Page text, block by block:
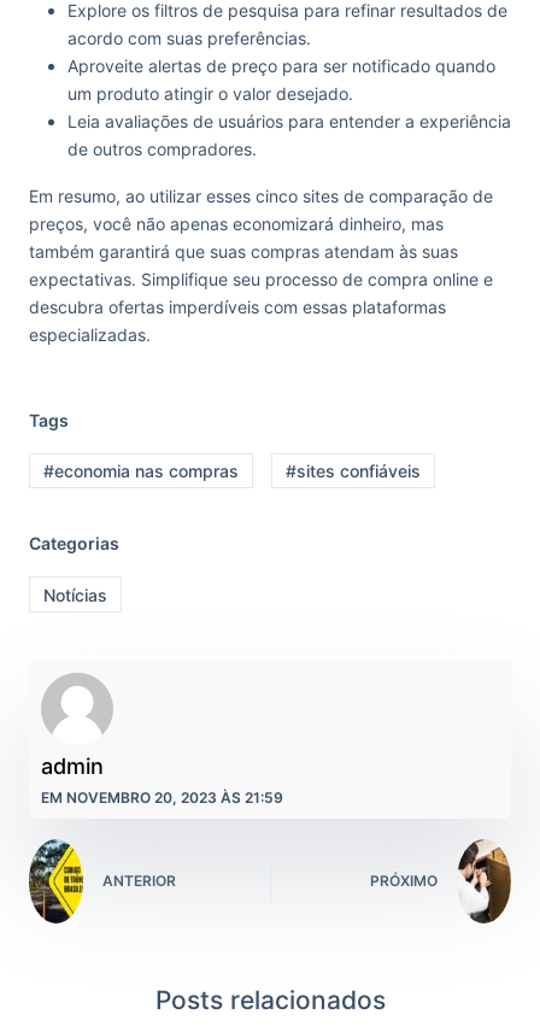
Explore os filtros de pesquisa para refinar resultados de
acordo com suas preferências.
Aproveite alertas de preço para ser notificado quando
um produto atingir o valor desejado.
Leia avaliações de usuários para entender a experiência
de outros compradores.
Em resumo, ao utilizar esses cinco sites de comparação de
preços, você não apenas economizará dinheiro, mas
também garantirá que suas compras atendam às suas
expectativas. Simplifique seu processo de compra online e
descubra ofertas imperdíveis com essas plataformas
especializadas.
Tags
#economia nas compras #sites confiáveis
Categorias
Notícias
admin
EM NOVEMBRO 20, 2023 ÀS 21:59
ANTERIOR PRÓXIMO
Posts relacionados